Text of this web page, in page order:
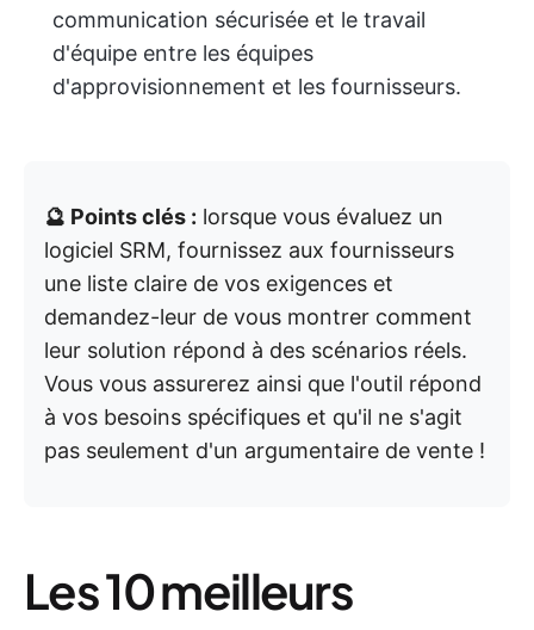
communication sécurisée et le travail
d'équipe entre les équipes
d'approvisionnement et les fournisseurs.
🔮 Points clés : lorsque vous évaluez un
logiciel SRM, fournissez aux fournisseurs
une liste claire de vos exigences et
demandez-leur de vous montrer comment
leur solution répond à des scénarios réels.
Vous vous assurerez ainsi que l'outil répond
à vos besoins spécifiques et qu'il ne s'agit
pas seulement d'un argumentaire de vente !
Les 10 meilleurs